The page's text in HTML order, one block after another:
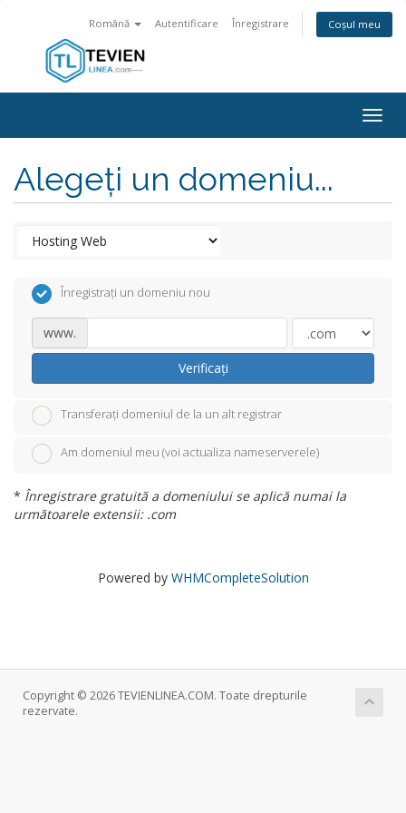
Română Autentificare Înregistrare Coșul meu
Alegeți un domeniu...
Înregistrați un domeniu nou
www.
Verificați
Transferați domeniul de la un alt registrar
Am domeniul meu (voi actualiza nameserverele)
* Înregistrare gratuită a domeniului se aplică numai la
următoarele extensii: .com
Powered by WHMCompleteSolution
Copyright © 2026 TEVIENLINEA.COM. Toate drepturile
rezervate.